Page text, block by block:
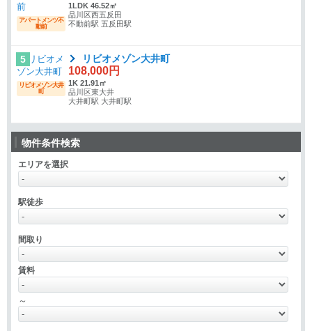
アパートメンツ不
動前
1LDK 46.52㎡
品川区西五反田
不動前駅 五反田駅
5
リビオメゾン大井
町
リビオメゾン大井町
108,000円
1K 21.91㎡
品川区東大井
大井町駅 大井町駅
物件条件検索
エリアを選択
駅徒歩
間取り
賃料
～